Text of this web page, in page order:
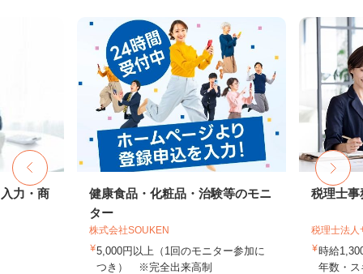
力・商
健康食品・化粧品・治験等のモニ
ター
株式会社SOUKEN
5,000円以上（1回のモニター参加に
つき） ※完全出来高制
税理士事
税理士法人
時給
年数・